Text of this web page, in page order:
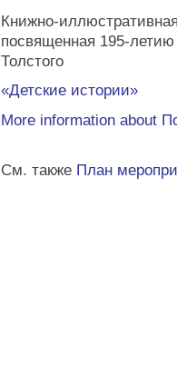
Книжно-
посвященная 195-
Толстого
«Детские истории»
More information about
См. также План